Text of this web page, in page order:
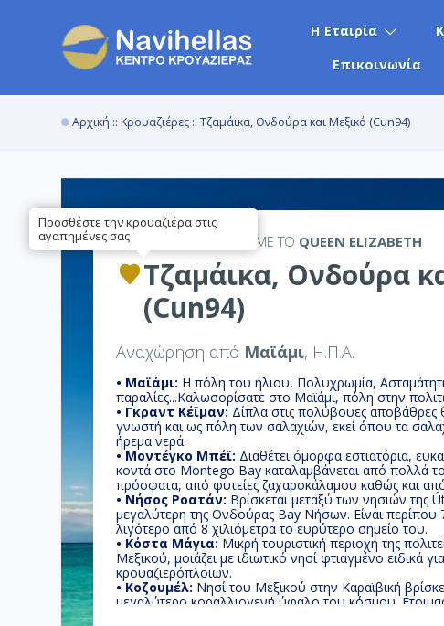
Η Εταιρία
Επικοινωνία
Αρχική ::Κρουαζιέρες :: Τζαμάικα, Ονδούρα και Μεξικό (Cun94)
9ΉΜΕΡΗ ΚΡΟΥΑΖΙΕΡΑ ΜΕ ΤΟ QUEEN ELIZABETH
Τζαμάικα, Ονδούρα
(Cun94)
Αναχώρηση από Μαϊάμι, Η.Π.Α.
• Μαϊάμι: Η πόλη του ήλιου, Πολυχρωμία,
παραλίες...Καλωσορίσατε στο
• Γκραντ Κέϊμαν: Δίπλα στις πολύβουες αποβάθρες
γνωστή και ως πόλη των σαλαχιών, εκεί όπου τα
ήρεμα νερά.
• Μοντέγκο Μπέϊ: Διαθέτει όμορφα εστιατόρια,
κοντά στο Montego Bay καταλαμβάνεται από πολλά
πρόσφατα, από φυτείες ζαχαροκάλαμου καθώς και
• Νήσος Ροατάν: Βρίσκεται μεταξύ των νησιών της
μεγαλύτερη της Ονδούρας Bay Νήσων. Είναι περίπου
λιγότερο από 8 χιλιόμετρα το ευρύτερο σημείο του.
• Κόστα Μάγια:Μικρή τουριστική περιοχή της
Μεξικού, μοιάζει με ιδιωτικό νησί φτιαγμένο ειδικά
κρουαζιερόπλοιων.
• Κοζουμέλ: Νησί του Μεξικού στην Καραϊβική
μεγαλύτερο κοραλλιογενή ύφαλο του κόσμου.
κόψουν την ανάσα, κολύμπι σε καταγάλανα νερά
Προσθέστε την κρουαζιέρα στις
αγαπημένες σας